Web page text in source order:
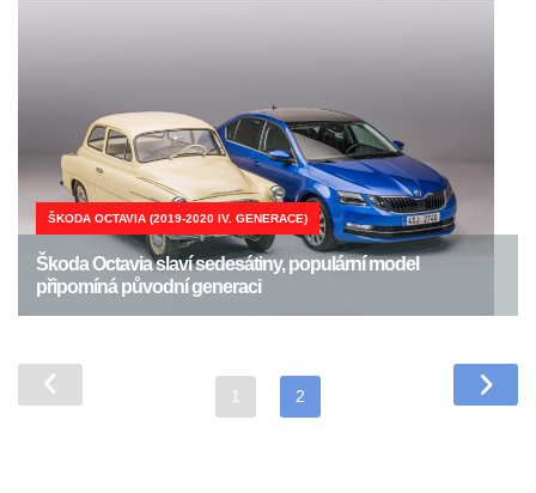
ŠKODA OCTAVIA (2019-2020 IV. GENERACE)
Škoda Octavia slaví sedesátiny, populární model
připomíná původní generaci
1 2